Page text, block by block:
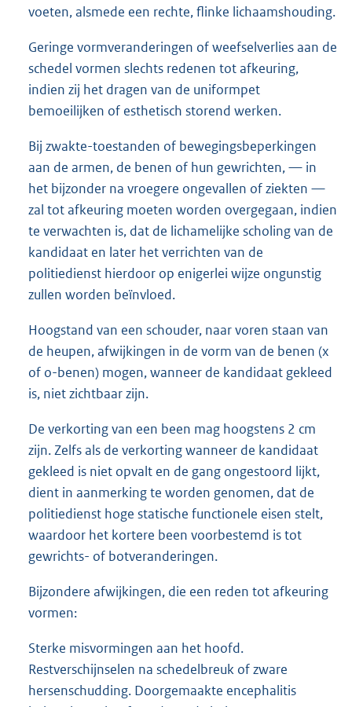
voeten, alsmede een rechte, flinke lichaamshouding.
Geringe vormveranderingen of weefselverlies aan de
schedel vormen slechts redenen tot afkeuring,
indien zij het dragen van de uniformpet
bemoeilijken of esthetisch storend werken.
Bij zwakte-toestanden of bewegingsbeperkingen
aan de armen, de benen of hun gewrichten, — in
het bijzonder na vroegere ongevallen of ziekten —
zal tot afkeuring moeten worden overgegaan, indien
te verwachten is, dat de lichamelijke scholing van de
kandidaat en later het verrichten van de
politiedienst hierdoor op enigerlei wijze ongunstig
zullen worden beïnvloed.
Hoogstand van een schouder, naar voren staan van
de heupen, afwijkingen in de vorm van de benen (x
of o-benen) mogen, wanneer de kandidaat gekleed
is, niet zichtbaar zijn.
De verkorting van een been mag hoogstens 2 cm
zijn. Zelfs als de verkorting wanneer de kandidaat
gekleed is niet opvalt en de gang ongestoord lijkt,
dient in aanmerking te worden genomen, dat de
politiedienst hoge statische functionele eisen stelt,
waardoor het kortere been voorbestemd is tot
gewrichts- of botveranderingen.
Bijzondere afwijkingen, die een reden tot afkeuring
vormen:
Sterke misvormingen aan het hoofd.
Restverschijnselen na schedelbreuk of zware
hersenschudding. Doorgemaakte encephalitis